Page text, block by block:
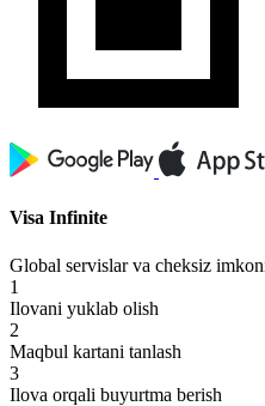
Visa Infinite
Global servislar va cheksiz
1
Ilovani yuklab olish
2
Maqbul kartani tanlash
3
Ilova orqali buyurtma berish